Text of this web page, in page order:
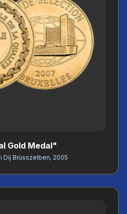
Gold Medal"
Díj Brüsszelben, 2005